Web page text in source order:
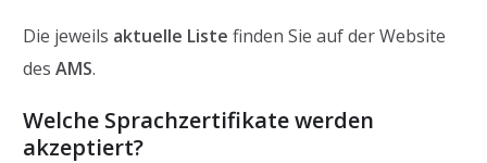
Die jeweils aktuelle Liste finden Sie auf der Website
desAMS.
Welche Sprachzertifikate werden
akzeptiert?